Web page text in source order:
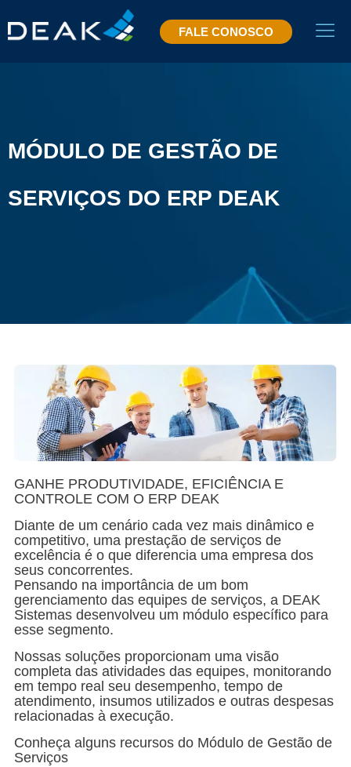
FALE CONOSCO
MÓDULO DE GESTÃO DE
SERVIÇOS DO ERP DEAK
GANHE PRODUTIVIDADE, EFICIÊNCIA E
CONTROLE COM O ERP DEAK
Diante de um cenário cada vez mais dinâmico e
competitivo, uma prestação de serviços de
excelência é o que diferencia uma empresa dos
seus concorrentes.
Pensando na importância de um bom
gerenciamento das equipes de serviços, a DEAK
Sistemas desenvolveu um módulo específico para
esse segmento.
Nossas soluções proporcionam uma visão
completa das atividades das equipes, monitorando
em tempo real seu desempenho, tempo de
atendimento, insumos utilizados e outras despesas
relacionadas à execução.
Conheça alguns recursos do Módulo de Gestão de
Serviços